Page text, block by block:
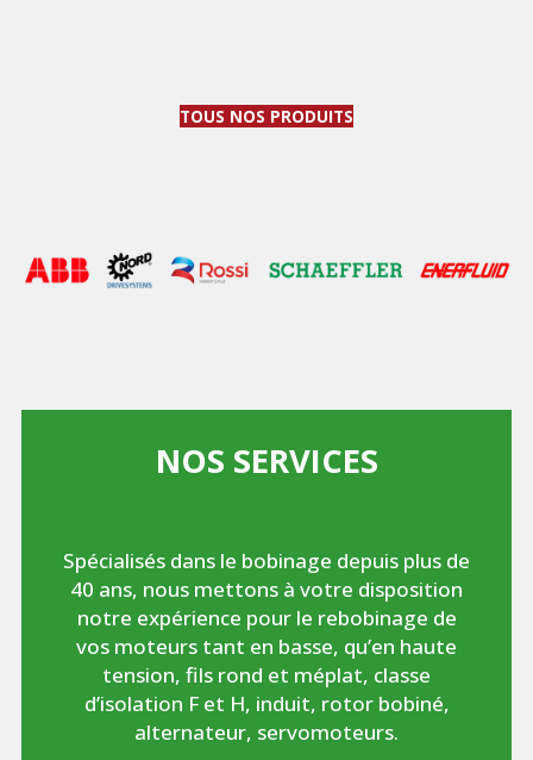
TOUS NOS PRODUITS
NOS SERVICES
Spécialisés dans le bobinage depuis plus de
40 ans, nous mettons à votre disposition
notre expérience pour le rebobinage de
vos moteurs tant en basse, qu’en haute
tension, fils rond et méplat, classe
d’isolation F et H, induit, rotor bobiné,
alternateur, servomoteurs.